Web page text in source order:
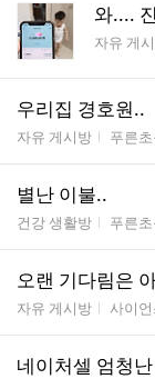
와....
게시판명
자유 게
우리집 경호원..
게시판명
자유 게시방 작성자
푸른초
별난 이불..
게시판명
건강 생활방 작성자
푸른초
오랜 기다림은
게시판명
자유 게시방 작성자
사이
네이처셀 엄청